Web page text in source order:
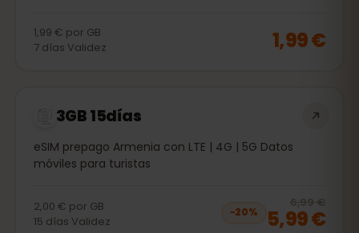
1,99 € por GB
7 días Validez 1,99 €
3GB 15días
eSIM prepago Armenia con LTE | 4G | 5G Datos
móviles para turistas
2,00 € por GB
15 días Validez
−20%
6,99 €
5,99 €